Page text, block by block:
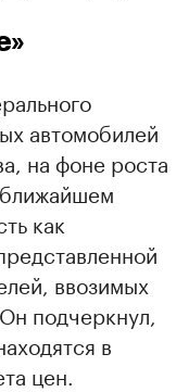
автомобилей
на фоне роста
как
ввозимых
подчеркнул,
в
цен.